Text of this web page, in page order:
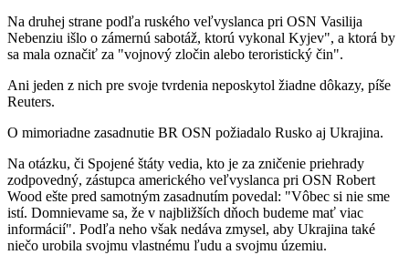
Na druhej strane podľa ruského veľvyslanca pri OSN Vasilija
Nebenziu išlo o zámernú sabotáž, ktorú vykonal Kyjev", a ktorá by
sa mala označiť za "vojnový zločin alebo teroristický čin".
Ani jeden z nich pre svoje tvrdenia neposkytol žiadne dôkazy, píše
Reuters.
O mimoriadne zasadnutie BR OSN požiadalo Rusko aj Ukrajina.
Na otázku, či Spojené štáty vedia, kto je za zničenie priehrady
zodpovedný, zástupca amerického veľvyslanca pri OSN Robert
Wood ešte pred samotným zasadnutím povedal: "Vôbec si nie sme
istí. Domnievame sa, že v najbližších dňoch budeme mať viac
informácií". Podľa neho však nedáva zmysel, aby Ukrajina také
niečo urobila svojmu vlastnému ľudu a svojmu územiu.